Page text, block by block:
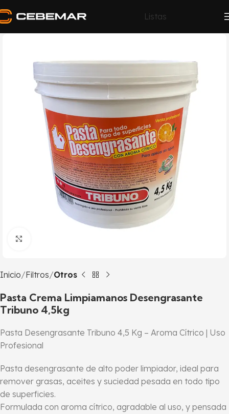
Listas
Inicio Filtros Otros
Pasta Crema Limpiamanos Desengrasante
Tribuno 4,5kg
Pasta Desengrasante Tribuno 4,5 Kg – Aroma Cítrico | Uso
Profesional
Pasta desengrasante de alto poder limpiador, ideal para
remover grasas, aceites y suciedad pesada en todo tipo
de superficies.
Formulada con aroma cítrico, agradable al uso, y pensada